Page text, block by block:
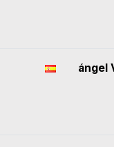
ángel